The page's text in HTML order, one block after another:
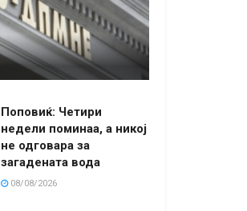
Поповиќ: Четири
недели поминаа, а никој
не одговара за
загадената вода
08/08/2026